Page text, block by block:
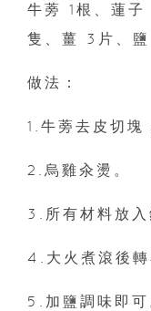
牛蒡 1根、蓮
隻、薑 3片、
做法：
1.牛蒡去皮切塊
2.烏雞汆燙。
3.所有材料放入
4.大火煮滾後
5.加鹽調味即可